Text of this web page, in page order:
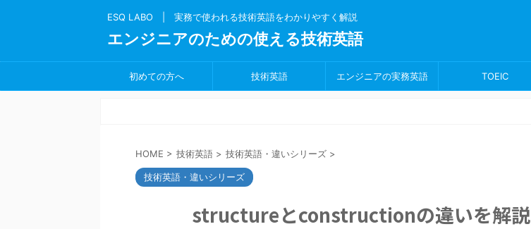
ESQ LABO | 実務で使われる技術英語をわかりやすく解説
エンジニアのための使える技術英語
初めての方へ 技術英語 エンジニアの実務英語 TOEIC
HOME > 技術英語 > 技術英語・違いシリーズ >
技術英語・違いシリーズ
structureとconstructionの違いを解説